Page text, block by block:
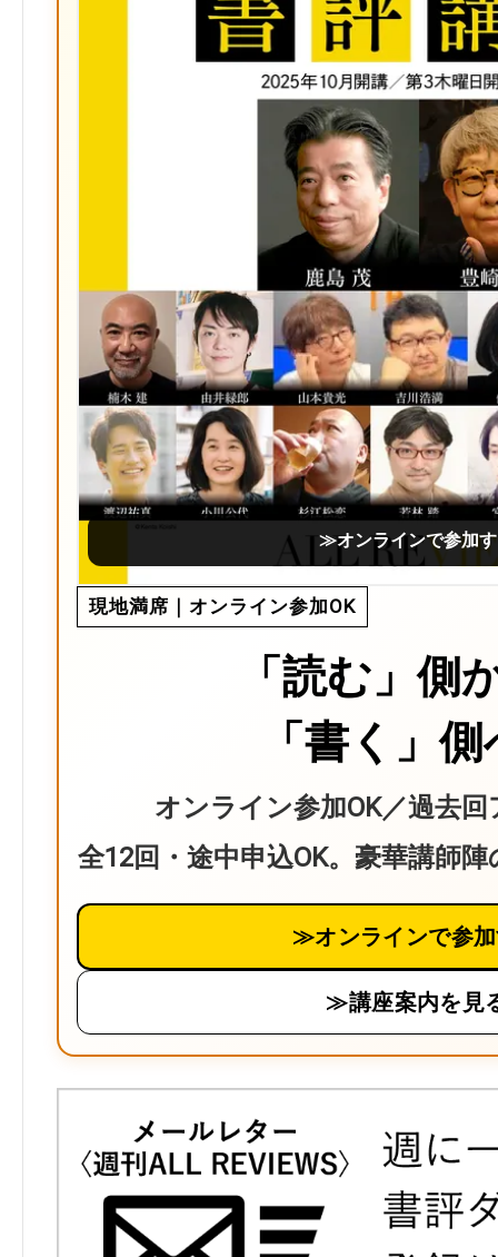
≫オンラインで参加
現地満席｜オンライン参加OK
「読む」側
「書く」
オンライン参加OK／過去
全12回・途中申込OK。豪華講師
≫オンラインで参
≫講座案内を見